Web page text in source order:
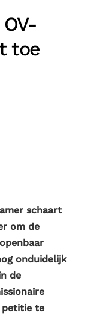
toe
schaart
om de
onduidelijk
de
petitie te